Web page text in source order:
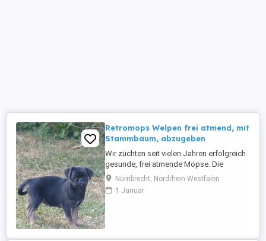
Retromops Welpen frei atmend, mit
Stammbaum, abzugeben
Wir züchten seit vielen Jahren erfolgreich
gesunde, frei atmende Möpse. Die
Elterntiere und ihre Welpen leben bei uns
im Haus. Unsere erwachsenen Möpse
sind gründlich untersucht, frei von
anerkannt. Unsere ...
Nümbrecht, Nordrhein-Westfalen
1 Januar